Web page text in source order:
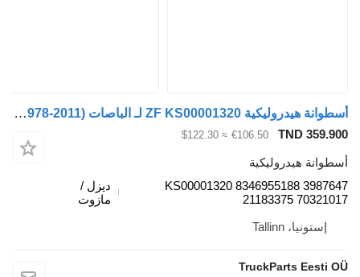
أسطوانة هيدروليكية ZF KS00001320 لـ الباصات Volvo B6, B7, B9, B10, B12 bus (1978-2011)
TND
€106.50
≈ $122.30
هيدروليكية
KS00001320 8346955188
21183375
ديزل /
مازوت
إستونيا، Tallinn
TruckParts Eesti